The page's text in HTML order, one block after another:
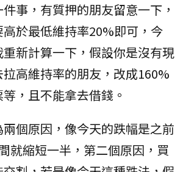
事，有質押的朋友留意一下，
於最低維持率20%即可，今
新計算一下，假設你是沒有現
高維持率的朋友，改成160%
，且不能拿去借錢。
個原因，像今天的跌幅是之前
就縮短一半，第二個原因，買